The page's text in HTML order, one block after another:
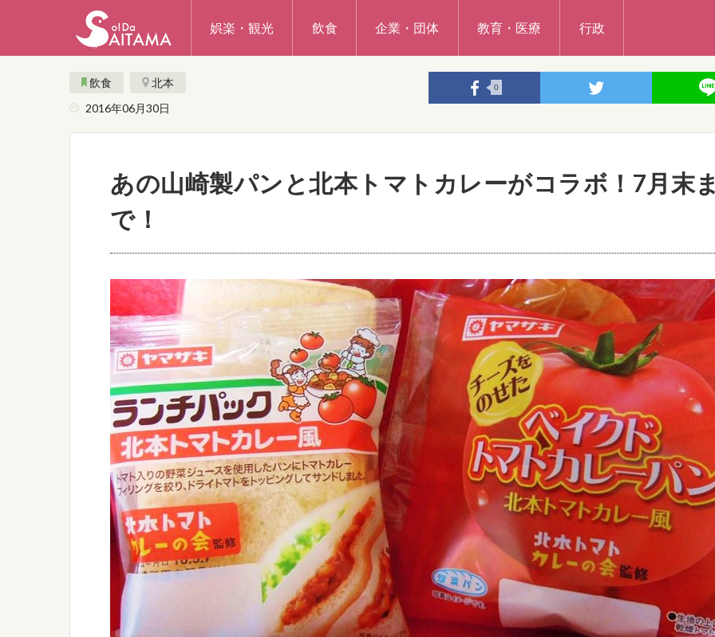
娯楽・観光 飲食 企業・団体 教育・医療 行政
飲食
北本
2016年06月30日
0
あの山崎製パンと北本トマトカレーがコラボ！7月末
で！